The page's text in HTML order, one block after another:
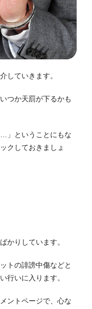
していきます。
つか天罰が下るかも
…」ということにもな
クしておきましょ
かりしています。
トの誹謗中傷などと
行いに入ります。
ントページで、心な